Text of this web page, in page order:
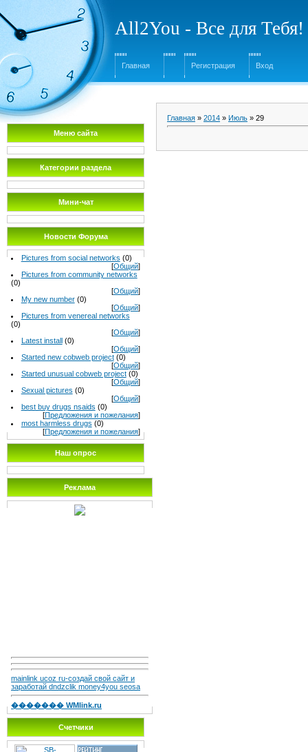
All2You - Все для Тебя!
Главная Регистрация Вход
Меню сайта
Категории раздела
Мини-чат
Новости Форума
Pictures from social networks (0)
[Общий]
Pictures from community networks
(0)
[Общий]
My new number (0)
[Общий]
Pictures from venereal networks
(0)
[Общий]
Latest install (0)
[Общий]
Started new cobweb project (0)
[Общий]
Started unusual cobweb project (0)
[Общий]
Sexual pictures (0)
[Общий]
best buy drugs nsaids (0)
[Предложения и пожелания]
most harmless drugs (0)
[Предложения и пожелания]
Наш опрос
Реклама
mainlink ucoz ru-создай свой сайт и
заработай dndzclik money4you seosa
������� WMlink.ru
Счетчики
Главная » 2014 » Июль » 29